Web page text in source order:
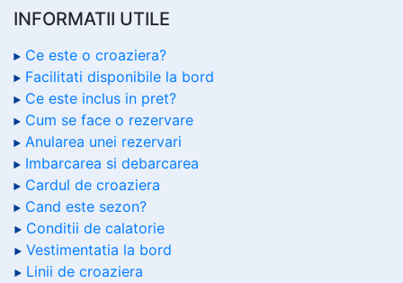
INFORMATII UTILE
Ce este o croaziera?
Facilitati disponibile la bord
Ce este inclus in pret?
Cum se face o rezervare
Anularea unei rezervari
Imbarcarea si debarcarea
Cardul de croaziera
Cand este sezon?
Conditii de calatorie
Vestimentatia la bord
Linii de croaziera